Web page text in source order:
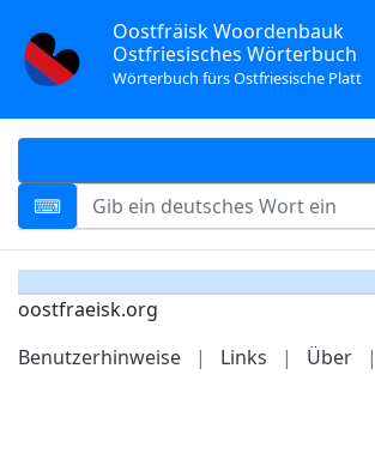
Oostfräisk Woordenbauk
Ostfriesisches Wörterbuch
Wörterbuch fürs Ostfriesische Platt
oostfraeisk.org
Benutzerhinweise
| Links | Über |